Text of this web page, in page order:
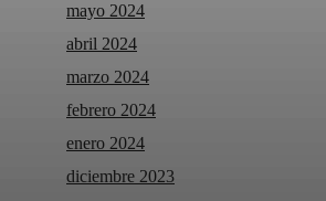
mayo 2024
abril 2024
marzo 2024
febrero 2024
enero 2024
diciembre 2023